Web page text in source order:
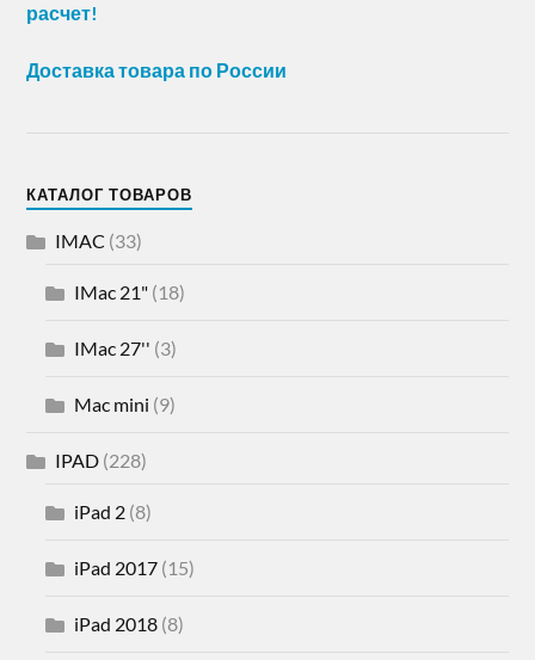
расчет!
Доставка товара по России
КАТАЛОГ ТОВАРОВ
IMAC (33)
IMac 21" (18)
IMac 27'' (3)
Mac mini (9)
IPAD (228)
iPad 2 (8)
iPad 2017 (15)
iPad 2018 (8)